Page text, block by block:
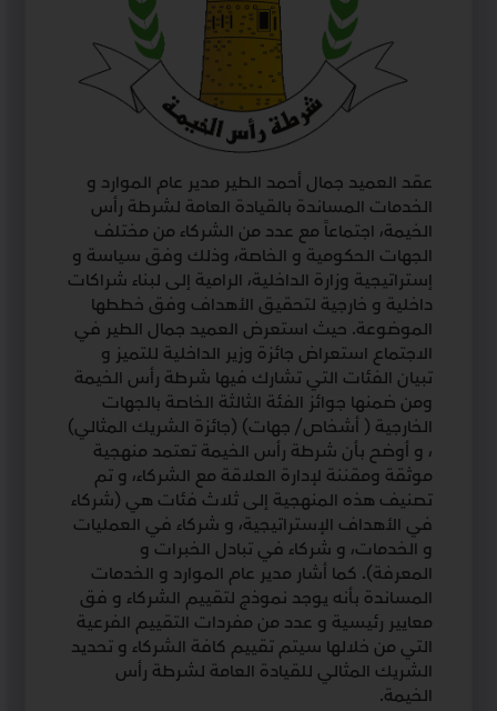
عقد العميد جمال أحمد الطير مدير عام الموارد و
الخدمات المساندة بالقيادة العامة لشرطة رأس
الخيمة، اجتماعاً مع عدد من الشركاء من مختلف
الجهات الحكومية و الخاصة، وذلك وفق سياسة و
إستراتيجية وزارة الداخلية، الرامية إلى لبناء شراكات
داخلية و خارجية لتحقيق الأهداف وفق خططها
الموضوعة. حيث استعرض العميد جمال الطير في
الاجتماع استعراض جائزة وزير الداخلية للتميز و
تبيان الفئات التي تشارك فيها شرطة رأس الخيمة
ومن ضمنها جوائز الفئة الثالثة الخاصة بالجهات
الخارجية ( أشخاص/ جهات) (جائزة الشريك المثالي)
، و أوضح بأن شرطة رأس الخيمة تعتمد منهجية
موثقة ومقننة لإدارة العلاقة مع الشركاء، و تم
تصنيف هذه المنهجية إلى ثلاث فئات هي (شركاء
في الأهداف الإستراتيجية، و شركاء في العمليات
و الخدمات، و شركاء في تبادل الخبرات و
المعرفة). كما أشار مدير عام الموارد و الخدمات
المساندة بأنه يوجد نموذج لتقييم الشركاء و فق
معايير رئيسية و عدد من مفردات التقييم الفرعية
التي من خلالها سيتم تقييم كافة الشركاء و تحديد
الشريك المثالي للقيادة العامة لشرطة رأس
الخيمة.